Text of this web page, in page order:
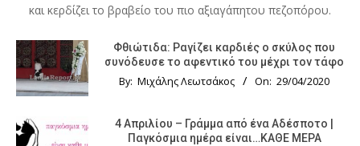
και κερδίζει το βραβείο του πιο αξιαγάπητου πεζοπόρου.
Φθιώτιδα: Ραγίζει καρδιές ο σκύλος που
συνόδευσε το αφεντικό του μέχρι τον τάφο
By: Μιχάλης Λεωτσάκος On: 29/04/2020
4 Απριλίου – Γράμμα από ένα Αδέσποτο |
Παγκόσμια ημέρα είναι…ΚΑΘΕ ΜΕΡΑ